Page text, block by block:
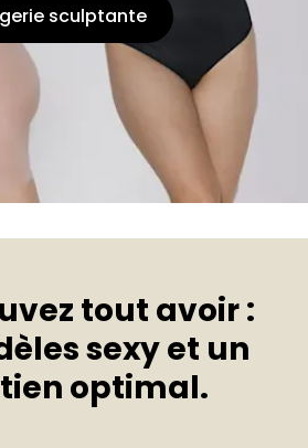
sculptante
tout avoir :
sexy et un
optimal.